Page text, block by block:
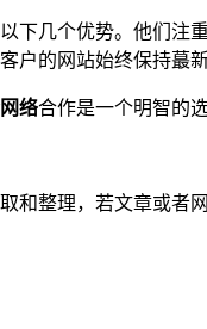
下几个优势。他们注
户的网站始终保持蕞新
络合作是一个明智的
和整理，若文章或者